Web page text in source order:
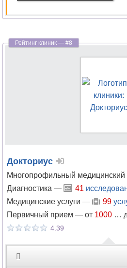
Докториус
Многопрофильный медицинский
Диагностика —
41
Медицинские услуги —
99
Первичный прием — от 1000 …
4.39